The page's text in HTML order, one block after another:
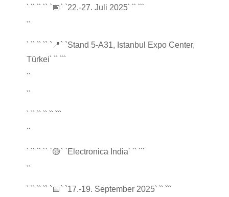
` `` `` `` `📅 ` `22.-27. Juli 2025` `` ```
``
` `` `` `` ` 📍 ` `Stand 5-A31, Istanbul Expo Center,
Türkei` `` ```
``
``
` `` `` `` `` ```
``
` `` `` `` `🟡` `Electronica India` `` ```
``
` `` `` `` `📅 ` `17.-19. September 2025` `` ```